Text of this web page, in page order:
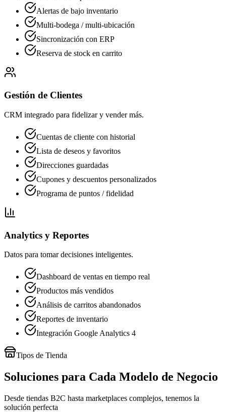
Alertas de bajo inventario
Multi-bodega / multi-ubicación
Sincronización con ERP
Reserva de stock en carrito
Gestión de Clientes
CRM integrado para fidelizar y vender más.
Cuentas de cliente con historial
Lista de deseos y favoritos
Direcciones guardadas
Cupones y descuentos personalizados
Programa de puntos / fidelidad
Analytics y Reportes
Datos para tomar decisiones inteligentes.
Dashboard de ventas en tiempo real
Productos más vendidos
Análisis de carritos abandonados
Reportes de inventario
Integración Google Analytics 4
Tipos de Tienda
Soluciones para Cada Modelo de Negocio
Desde tiendas B2C hasta marketplaces complejos, tenemos la
solución perfecta